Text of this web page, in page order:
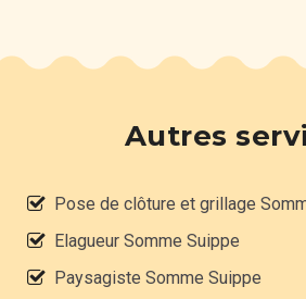
Autres
Pose de clôture et grillage
Elagueur Somme Suippe
Paysagiste Somme Suippe